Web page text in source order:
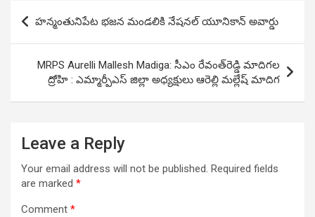
Post
navigation
హన్మంతునిపేట భజన మండలికి నేషనల్ యూనికాన్ అవార్డు
MRPS Aurelli Mallesh Madiga: సీఎం రేవంత్‌రెడ్డి మాదిగ‌ల
ద్రోహి : ఎమ్మార్పీఎస్ జిల్లా అధ్యక్షులు ఆరెల్లి మల్లేష్ మాదిగ
Leave a Reply
Your email address will not be published. Required fields
are marked *
Comment *